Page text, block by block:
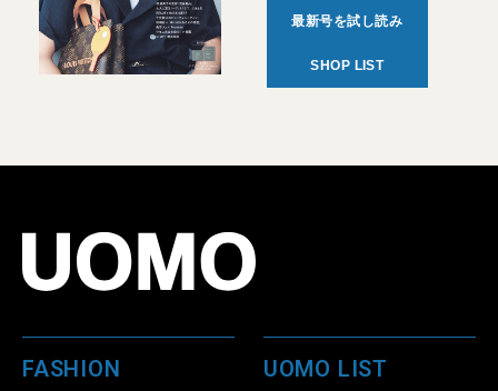
最新号を試し読み
SHOP LIST
FASHION UOMO LIST